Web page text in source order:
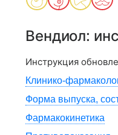
Вендиол:
Инструкция
Клинико-
Форма выпуска,
Фармакокинетика